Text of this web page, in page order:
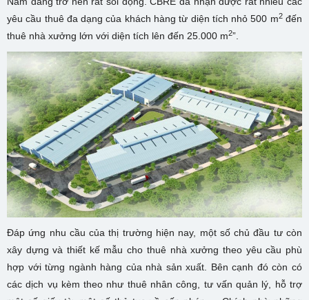
yêu cầu thuê đa dạng của khách hàng từ diện tích nhỏ 500 m2đến
thuê nhà xưởng lớn với diện tích lên đến 25.000 m2”.
Đáp ứng nhu cầu của thị trường hiện nay, một số chủ đầu tư còn
xây dựng và thiết kế mẫu cho thuê nhà xưởng theo yêu cầu phù
hợp với từng ngành hàng của nhà sản xuất. Bên cạnh đó còn có
các dịch vụ kèm theo như thuê nhân công, tư vấn quản lý, hỗ trợ